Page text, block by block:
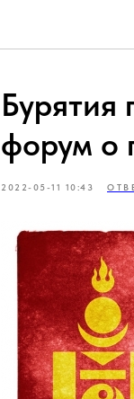
Бурятия
форум о
2022-05-11 10:43